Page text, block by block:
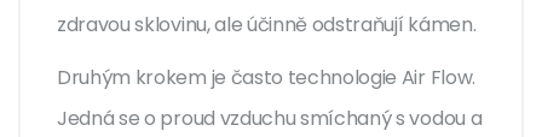
zdravou sklovinu, ale účinně odstraňují kámen.
Druhým krokem je často technologie Air Flow.
Jedná se o proud vzduchu smíchaný s vodou a